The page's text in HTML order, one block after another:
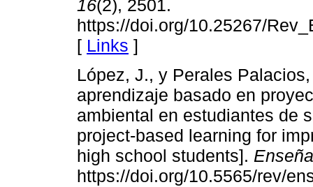
16(2), 2501.
https://doi.org/10.25267/
[ Links ]
López, J., y Perales
aprendizaje basado en
ambiental en estudiantes de
project-based learning for
high school students].
https://doi.org/10.5565/rev/